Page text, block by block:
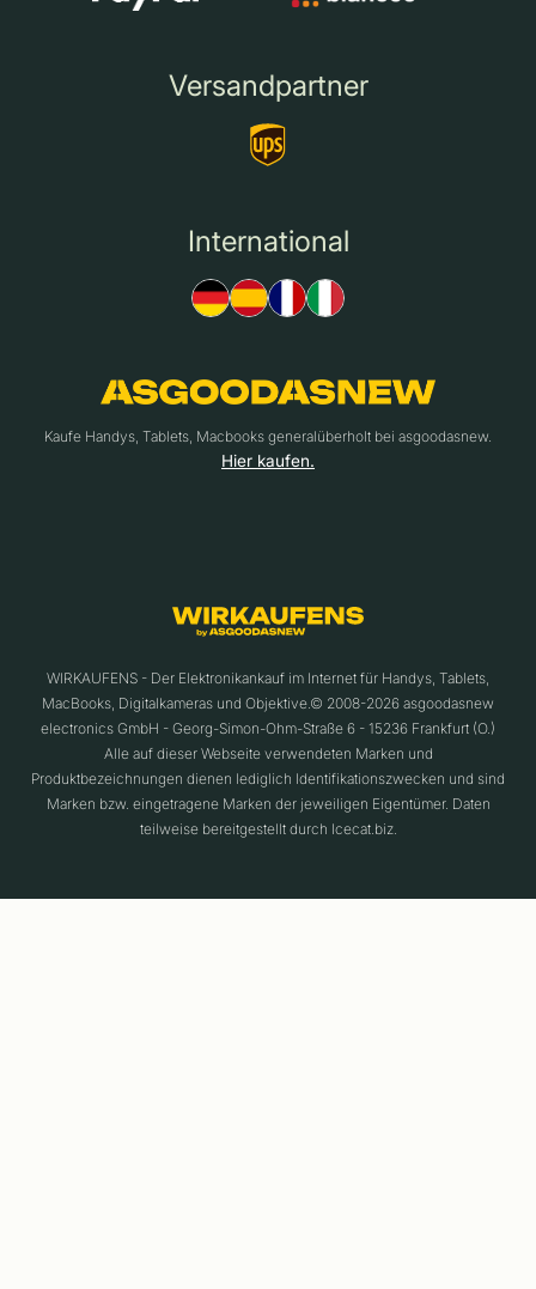
Versandpartner
International
Kaufe Handys, Tablets, Macbooks generalüberholt bei asgoodasnew.
Hier kaufen.
WIRKAUFENS - Der Elektronikankauf im Internet für Handys, Tablets,
MacBooks, Digitalkameras und Objektive.© 2008-2026 asgoodasnew
electronics GmbH - Georg-Simon-Ohm-Straße 6 - 15236 Frankfurt (O.)
Alle auf dieser Webseite verwendeten Marken und
Produktbezeichnungen dienen lediglich Identifikationszwecken und sind
Marken bzw. eingetragene Marken der jeweiligen Eigentümer. Daten
teilweise bereitgestellt durch Icecat.biz.